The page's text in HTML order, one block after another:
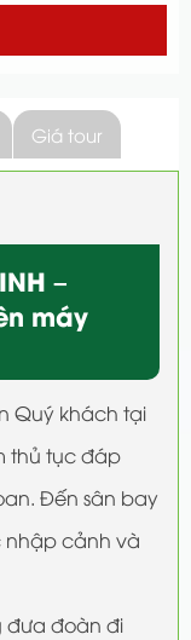
Giá tour
–
máy
Quý khách tại
thủ tục đáp
Đến sân bay
nhập cảnh và
đưa đoàn đi